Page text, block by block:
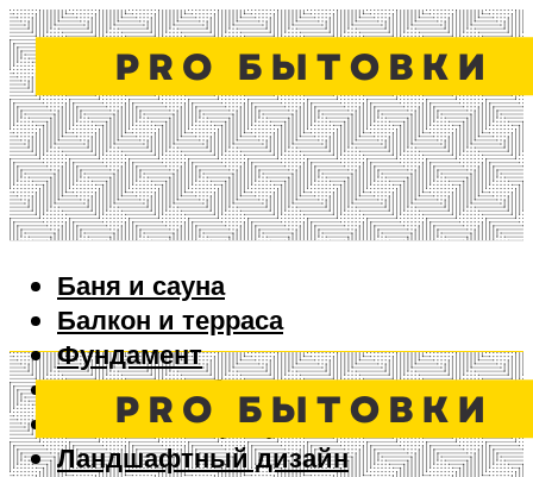
Баня и сауна
Балкон и терраса
Фундамент
Ворота и забор
Дизайн интерьера
Ландшафтный дизайн